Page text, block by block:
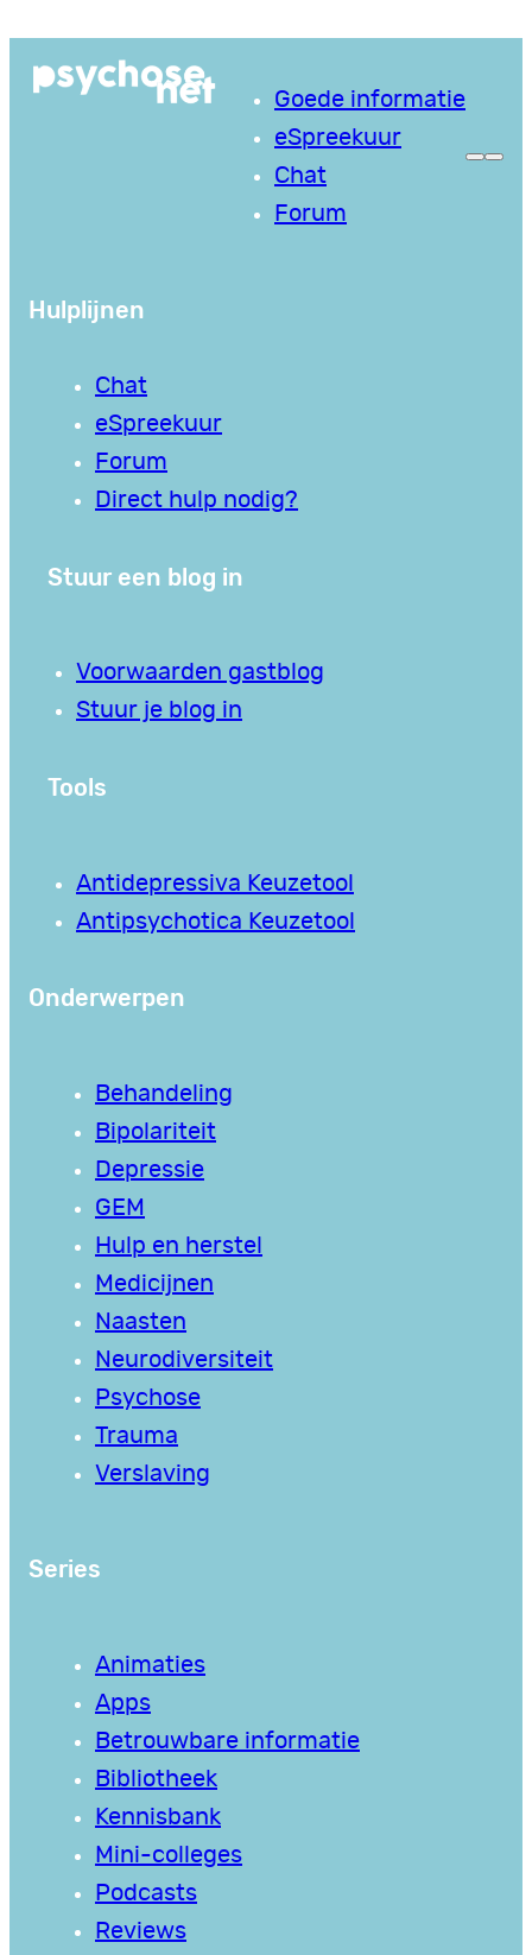
naar
Goede informatie
eSpreekuur
Chat
Forum
Hulplijnen
Chat
eSpreekuur
Forum
Direct hulp nodig?
Stuur een blog in
Voorwaarden gastblog
Stuur je blog in
Tools
Antidepressiva Keuzetool
Antipsychotica Keuzetool
Onderwerpen
Behandeling
Bipolariteit
Depressie
GEM
Hulp en herstel
Medicijnen
Naasten
Neurodiversiteit
Psychose
Trauma
Verslaving
Series
Animaties
Apps
Betrouwbare informatie
Bibliotheek
Kennisbank
Mini-colleges
Podcasts
Reviews